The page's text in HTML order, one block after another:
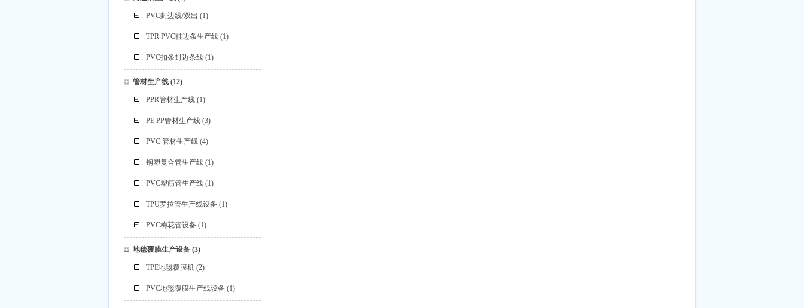
PVC封边线/双出 (1)
TPR PVC鞋边条生产线 (1)
PVC扣条封边条线 (1)
管材生产线(12)
PPR管材生产线 (1)
PE PP管材生产线 (3)
PVC 管材生产线 (4)
钢塑复合管生产线 (1)
PVC塑筋管生产线 (1)
TPU罗拉管生产线设备 (1)
PVC梅花管设备 (1)
地毯覆膜生产设备(3)
TPE地毯覆膜机 (2)
PVC地毯覆膜生产线设备 (1)